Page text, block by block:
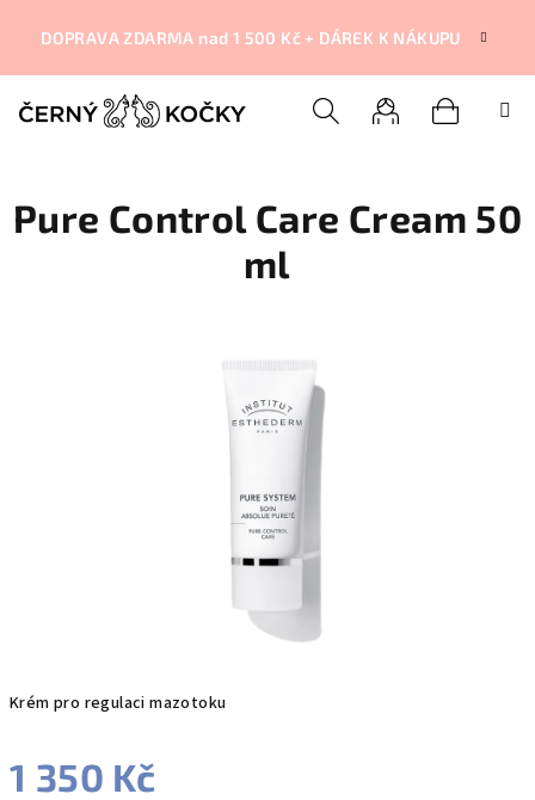
DOPRAVA ZDARMA nad 1 500 Kč + DÁREK K NÁKUPU
košík
Krém pro regulaci mazotoku
1 350 Kč
Pure Control Care Cream 50
ml